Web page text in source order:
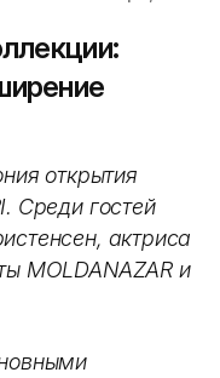
открытия
Среди гостей
актриса
MOLDANAZAR и